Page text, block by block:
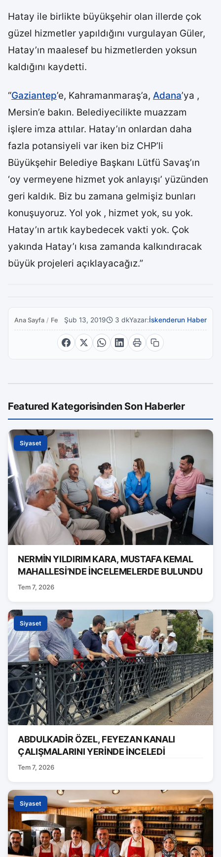
Hatay ile birlikte büyükşehir olan illerde çok
güzel hizmetler yapıldığını vurgulayan Güler,
Hatay’ın maalesef bu hizmetlerden yoksun
kaldığını kaydetti.
“Gaziantep’e, Kahramanmaraş’a, Adana’ya ,
Mersin’e bakın. Belediyecilikte muazzam
işlere imza attılar. Hatay’ın onlardan daha
fazla potansiyeli var iken biz CHP’li
Büyükşehir Belediye Başkanı Lütfü Savaş’ın
‘oy vermeyene hizmet yok anlayışı’ yüzünden
geri kaldık. Biz bu zamana gelmişiz bunları
konuşuyoruz. Yol yok , hizmet yok, su yok.
Hatay’ın artık kaybedecek vakti yok. Çok
yakında Hatay’ı kısa zamanda kalkındıracak
büyük projeleri açıklayacağız.”
Ana Sayfa / FeaturedŞub 13, 2019 3 dkYazar:İskenderun Haber
Featured Kategorisinden Son Haberler
Siyaset
NERMİN YILDIRIM KARA, MUSTAFA KEMAL
MAHALLESİ’NDE İNCELEMELERDE BULUNDU
Tem 7, 2026
Siyaset
ABDULKADİR ÖZEL, FEYEZAN KANALI
ÇALIŞMALARINI YERİNDE İNCELEDİ
Tem 7, 2026
Siyaset